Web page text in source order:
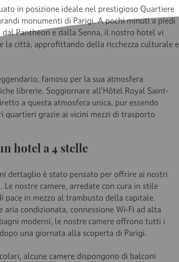
in posizione ideale nel prestigioso Quartiere
monumenti di Parigi. A pochi minuti a piedi
Pantheon e dalla Senna, il nostro hotel vi
la città, approfittando della ricchezza culturale e
famoso per la sua atmosfera
librerie. Soggiornare all'Hôtel Royal Saint-
a questa atmosfera unica, pur essendo
grazie ai vicini mezzi di trasporto
hotel a 4 stelle
dettaglio è stato pensato per offrire ai nostri
nostre camere, arredate con cura in stile
pace in mezzo al trambusto della capitale.
condizionata, connessione Wi-Fi ad alta
moderni, le nostre camere offrono tutti i
una giornata alla scoperta di Parigi.
alcune camere dispongono di balconi